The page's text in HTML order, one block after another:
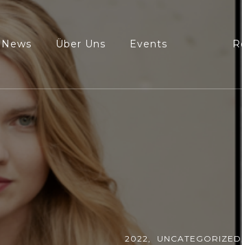
News Über Uns Events
2022 UNCATEGORIZED